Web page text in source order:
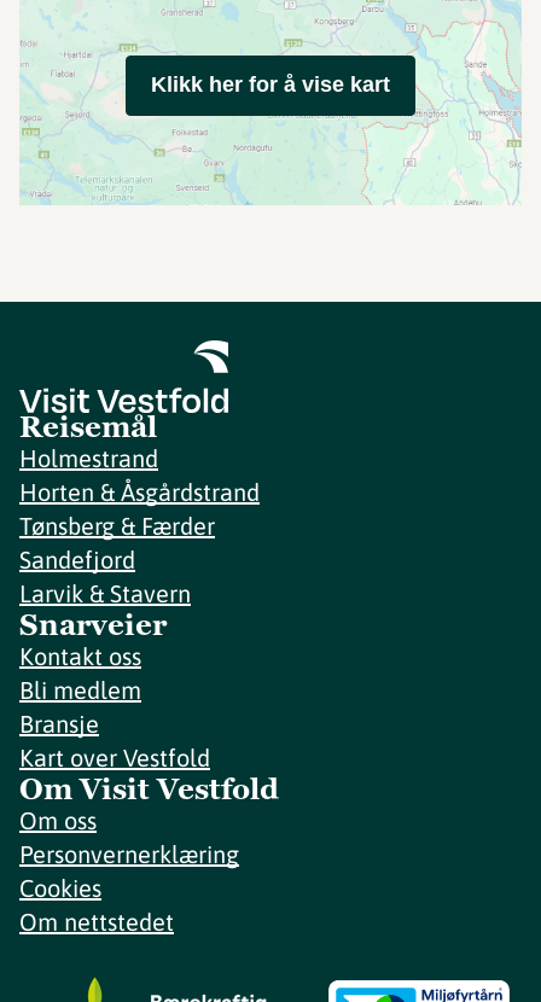
Klikk her for å vise kart
Reisemål
Holmestrand
Horten & Åsgårdstrand
Tønsberg & Færder
Sandefjord
Larvik & Stavern
Snarveier
Kontakt oss
Bli medlem
Bransje
Kart over Vestfold
Om Visit Vestfold
Om oss
Personvernerklæring
Cookies
Om nettstedet